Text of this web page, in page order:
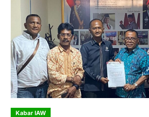
Kabar IAW